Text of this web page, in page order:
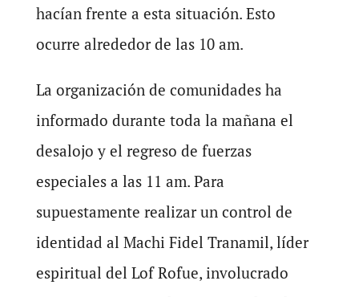
hacían frente a esta situación. Esto
ocurre alrededor de las 10 am.
La organización de comunidades ha
informado durante toda la mañana el
desalojo y el regreso de fuerzas
especiales a las 11 am. Para
supuestamente realizar un control de
identidad al Machi Fidel Tranamil, líder
espiritual del Lof Rofue, involucrado